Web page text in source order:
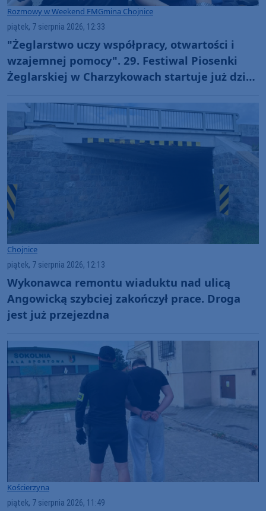
Rozmowy w Weekend FMGmina Chojnice
piątek, 7 sierpnia 2026, 12:33
"Żeglarstwo uczy współpracy, otwartości i
wzajemnej pomocy". 29. Festiwal Piosenki
Żeglarskiej w Charzykowach startuje już dziś.
(ROZMOWA)
Chojnice
piątek, 7 sierpnia 2026, 12:13
Wykonawca remontu wiaduktu nad ulicą
Angowicką szybciej zakończył prace. Droga
jest już przejezdna
Kościerzyna
piątek, 7 sierpnia 2026, 11:49